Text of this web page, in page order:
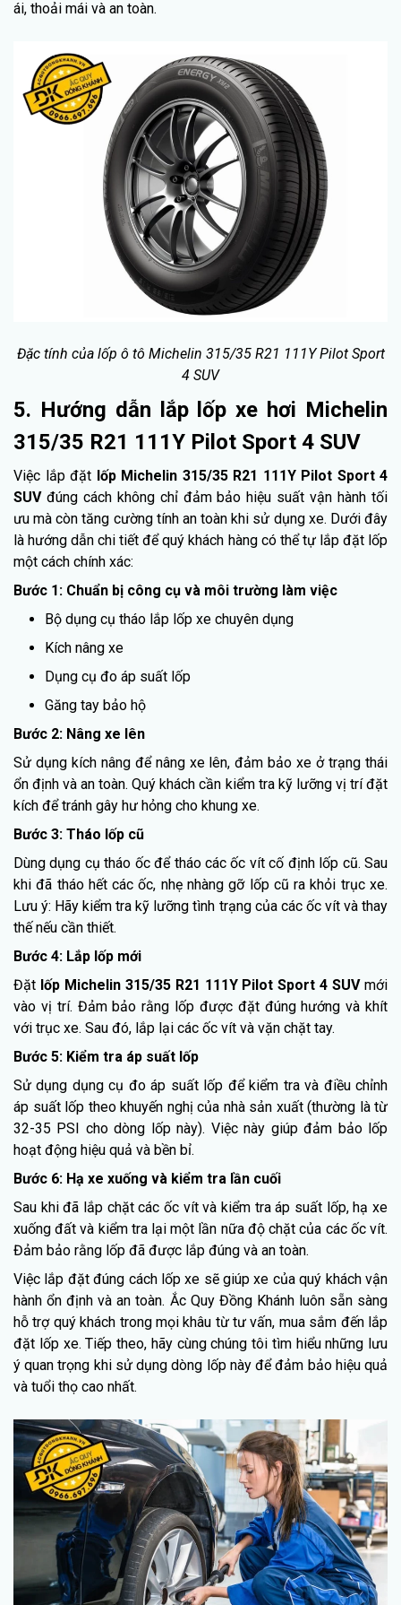
ái, thoải mái và an toàn.
Đặc tính của lốp ô tô Michelin 315/35 R21 111Y Pilot Sport
4 SUV
5. Hướng dẫn lắp lốp xe hơi Michelin
315/35 R21 111Y Pilot Sport 4 SUV
Việc lắp đặt lốp Michelin 315/35 R21 111Y Pilot Sport 4
SUV đúng cách không chỉ đảm bảo hiệu suất vận hành tối
ưu mà còn tăng cường tính an toàn khi sử dụng xe. Dưới đây
là hướng dẫn chi tiết để quý khách hàng có thể tự lắp đặt lốp
một cách chính xác:
Bước 1: Chuẩn bị công cụ và môi trường làm việc
Bộ dụng cụ tháo lắp lốp xe chuyên dụng
Kích nâng xe
Dụng cụ đo áp suất lốp
Găng tay bảo hộ
Bước 2: Nâng xe lên
Sử dụng kích nâng để nâng xe lên, đảm bảo xe ở trạng thái
ổn định và an toàn. Quý khách cần kiểm tra kỹ lưỡng vị trí đặt
kích để tránh gây hư hỏng cho khung xe.
Bước 3: Tháo lốp cũ
Dùng dụng cụ tháo ốc để tháo các ốc vít cố định lốp cũ. Sau
khi đã tháo hết các ốc, nhẹ nhàng gỡ lốp cũ ra khỏi trục xe.
Lưu ý: Hãy kiểm tra kỹ lưỡng tình trạng của các ốc vít và thay
thế nếu cần thiết.
Bước 4: Lắp lốp mới
Đặt lốp Michelin 315/35 R21 111Y Pilot Sport 4 SUVmới
vào vị trí. Đảm bảo rằng lốp được đặt đúng hướng và khít
với trục xe. Sau đó, lắp lại các ốc vít và vặn chặt tay.
Bước 5: Kiểm tra áp suất lốp
Sử dụng dụng cụ đo áp suất lốp để kiểm tra và điều chỉnh
áp suất lốp theo khuyến nghị của nhà sản xuất (thường là từ
32-35 PSI cho dòng lốp này). Việc này giúp đảm bảo lốp
hoạt động hiệu quả và bền bỉ.
Bước 6: Hạ xe xuống và kiểm tra lần cuối
Sau khi đã lắp chặt các ốc vít và kiểm tra áp suất lốp, hạ xe
xuống đất và kiểm tra lại một lần nữa độ chặt của các ốc vít.
Đảm bảo rằng lốp đã được lắp đúng và an toàn.
Việc lắp đặt đúng cách lốp xe sẽ giúp xe của quý khách vận
hành ổn định và an toàn. Ắc Quy Đồng Khánh luôn sẵn sàng
hỗ trợ quý khách trong mọi khâu từ tư vấn, mua sắm đến lắp
đặt lốp xe. Tiếp theo, hãy cùng chúng tôi tìm hiểu những lưu
ý quan trọng khi sử dụng dòng lốp này để đảm bảo hiệu quả
và tuổi thọ cao nhất.